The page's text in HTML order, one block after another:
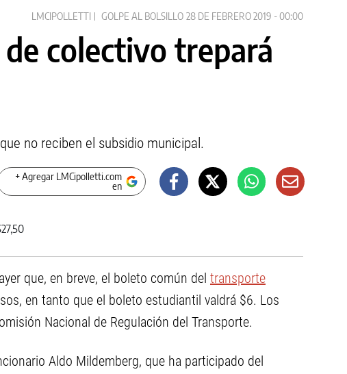
LMCIPOLLETTI GOLPE AL BOLSILLO 28 DE FEBRERO 2019 - 00:00
colectivo trepará
no reciben el subsidio municipal.
+ Agregar LMCipolletti.com
en
que, en breve, el boleto común del transporte
en tanto que el boleto estudiantil valdrá $6. Los
Nacional de Regulación del Transporte.
Aldo Mildemberg, que ha participado del